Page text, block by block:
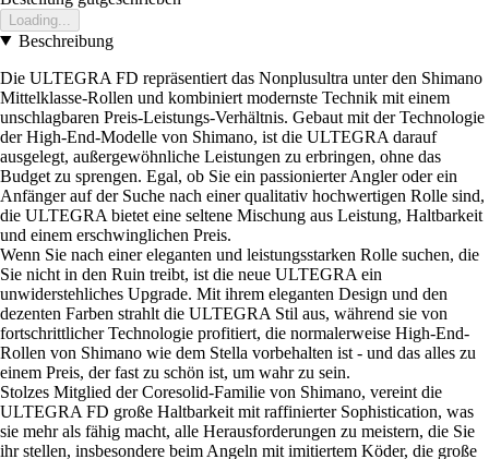
Loading...
Beschreibung
Die ULTEGRA FD repräsentiert das Nonplusultra unter den Shimano
Mittelklasse-Rollen und kombiniert modernste Technik mit einem
unschlagbaren Preis-Leistungs-Verhältnis. Gebaut mit der Technologie
der High-End-Modelle von Shimano, ist die ULTEGRA darauf
ausgelegt, außergewöhnliche Leistungen zu erbringen, ohne das
Budget zu sprengen. Egal, ob Sie ein passionierter Angler oder ein
Anfänger auf der Suche nach einer qualitativ hochwertigen Rolle sind,
die ULTEGRA bietet eine seltene Mischung aus Leistung, Haltbarkeit
und einem erschwinglichen Preis.
Wenn Sie nach einer eleganten und leistungsstarken Rolle suchen, die
Sie nicht in den Ruin treibt, ist die neue ULTEGRA ein
unwiderstehliches Upgrade. Mit ihrem eleganten Design und den
dezenten Farben strahlt die ULTEGRA Stil aus, während sie von
fortschrittlicher Technologie profitiert, die normalerweise High-End-
Rollen von Shimano wie dem Stella vorbehalten ist - und das alles zu
einem Preis, der fast zu schön ist, um wahr zu sein.
Stolzes Mitglied der Coresolid-Familie von Shimano, vereint die
ULTEGRA FD große Haltbarkeit mit raffinierter Sophistication, was
sie mehr als fähig macht, alle Herausforderungen zu meistern, die Sie
ihr stellen, insbesondere beim Angeln mit imitiertem Köder, die große